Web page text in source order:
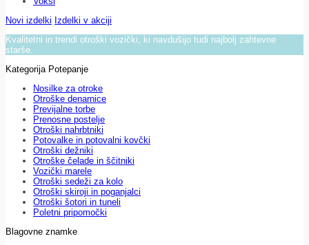
Novi izdelki Izdelki v akciji
Kvalitetni in trendi otroški vozički, ki navdušijo tudi najbolj zahtevne
starše.
Kategorija Potepanje
Nosilke za otroke
Otroške denarnice
Previjalne torbe
Prenosne postelje
Otroški nahrbtniki
Potovalke in potovalni kovčki
Otroški dežniki
Otroške čelade in ščitniki
Vozički marele
Otroški sedeži za kolo
Otroški skiroji in poganjalci
Otroški šotori in tuneli
Poletni pripomočki
Blagovne znamke